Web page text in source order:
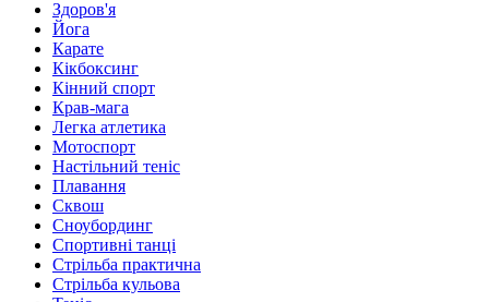
Здоров'я
Йога
Карате
Кікбоксинг
Кінний спорт
Крав-мага
Легка атлетика
Мотоспорт
Настільний теніс
Плавання
Сквош
Сноубординг
Спортивні танці
Стрільба практична
Стрільба кульова